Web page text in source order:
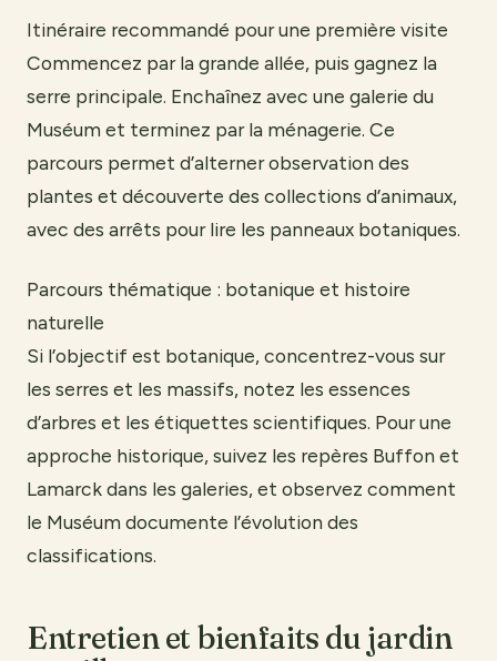
Itinéraire recommandé pour une première visite
Commencez par la grande allée, puis gagnez la
serre principale. Enchaînez avec une galerie du
Muséum et terminez par la ménagerie. Ce
parcours permet d’alterner observation des
plantes et découverte des collections d’animaux,
avec des arrêts pour lire les panneaux botaniques.
Parcours thématique : botanique et histoire
naturelle
Si l’objectif est botanique, concentrez-vous sur
les serres et les massifs, notez les essences
d’arbres et les étiquettes scientifiques. Pour une
approche historique, suivez les repères Buffon et
Lamarck dans les galeries, et observez comment
le Muséum documente l’évolution des
classifications.
Entretien et bienfaits du jardin